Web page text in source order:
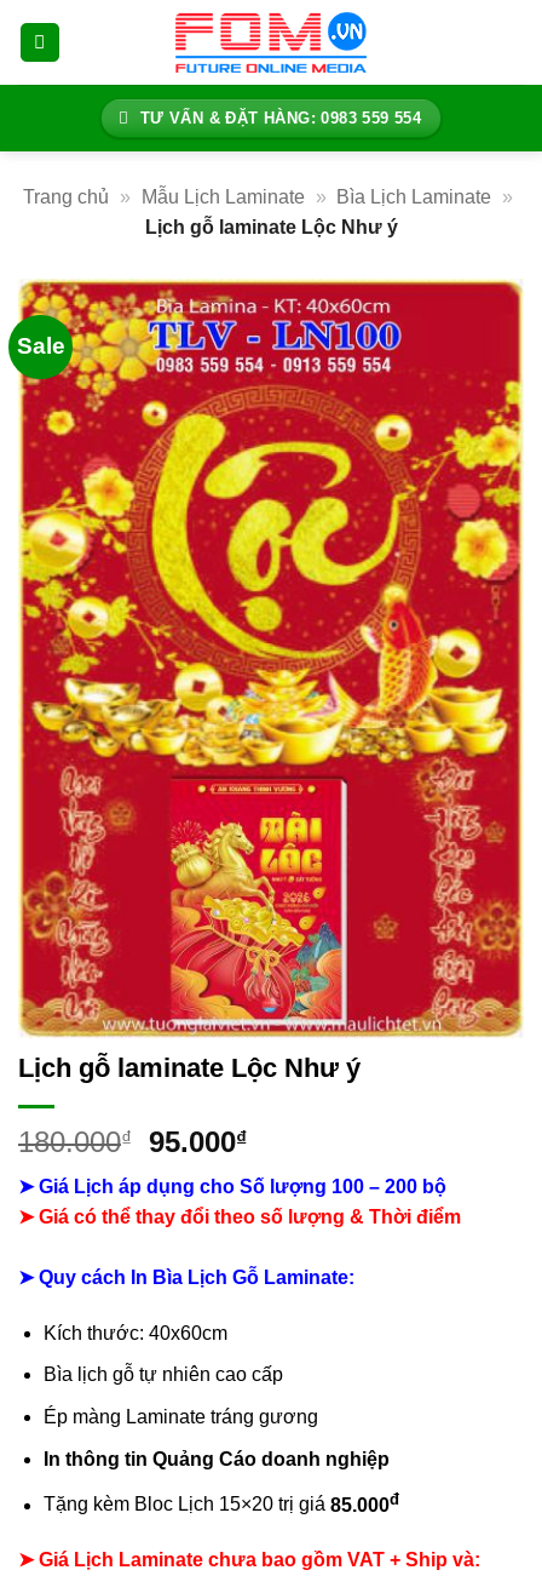
TƯ VẤN & ĐẶT HÀNG: 0983 559 554
Trang chủ » Mẫu Lịch Laminate » Bìa Lịch Laminate »
Lịch gỗ laminate Lộc Như ý
Sale
Lịch gỗ laminate Lộc Như ý
180.000₫
Giá
là:
180.000₫.
95.000₫Giá
hiện
tại
là:
➤ Giá Lịch áp dụng cho Số lượng 100 – 200 bộ
➤ Giá có thể thay đổi theo số lượng & Thời điểm
➤ Quy cách In Bìa Lịch Gỗ Laminate:
Kích thước: 40x60cm
Bìa lịch gỗ tự nhiên cao cấp
Ép màng Laminate tráng gương
In thông tin Quảng Cáo doanh nghiệp
Tặng kèm Bloc Lịch 15×20 trị giá 85.000đ
➤ Giá Lịch Laminate chưa bao gồm VAT + Ship và: